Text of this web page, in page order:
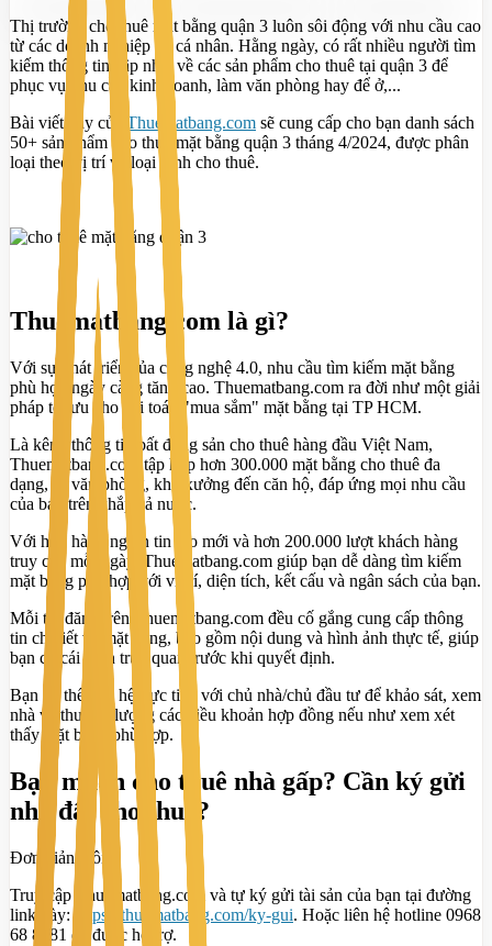
Thị trường cho thuê mặt bằng quận 3 luôn sôi động với nhu cầu cao
từ các doanh nghiệp và cá nhân. Hằng ngày, có rất nhiều người tìm
kiếm thông tin cập nhật về các sản phẩm cho thuê tại quận 3 để
phục vụ nhu cầu kinh doanh, làm văn phòng hay để ở,...
Bài viết này của
Thuematbang.com sẽ cung cấp cho bạn danh sách
50+ sản phẩm cho thuê mặt bằng quận 3 tháng 4/2024, được phân
loại theo vị trí và loại hình cho thuê.
Thuematbang.com là gì?
Với sự phát triển của công nghệ 4.0, nhu cầu tìm kiếm mặt bằng
phù hợp ngày càng tăng cao. Thuematbang.com ra đời như một giải
pháp tối ưu cho bài toán "mua sắm" mặt bằng tại TP HCM.
Là kênh thông tin bất động sản cho thuê hàng đầu Việt Nam,
Thuematbang.com tập hợp hơn 300.000 mặt bằng cho thuê đa
dạng, từ văn phòng, kho xưởng đến căn hộ, đáp ứng mọi nhu cầu
của bạn trên khắp cả nước.
Với hơn hàng nghìn tin rao mới và hơn 200.000 lượt khách hàng
truy cập mỗi ngày, Thuematbang.com giúp bạn dễ dàng tìm kiếm
mặt bằng phù hợp với vị trí, diện tích, kết cấu và ngân sách của bạn.
Mỗi tin đăng trên Thuematbang.com đều cố gắng cung cấp thông
tin chi tiết về mặt bằng, bao gồm nội dung và hình ảnh thực tế, giúp
bạn có cái nhìn trực quan trước khi quyết định.
Bạn có thể liên hệ trực tiếp với chủ nhà/chủ đầu tư để khảo sát, xem
nhà và thương lượng các điều khoản hợp đồng nếu như xem xét
thấy mặt bằng phù hợp.
Bạn muốn cho thuê nhà gấp? Cần ký gửi
nhà đất cho thuê?
Đơn giản thôi!
Truy cập Thuematbang.com và tự ký gửi tài sản của bạn tại đường
link này: https://thuematbang.com/ky-gui. Hoặc liên hệ hotline 0968
68 8081 để được hỗ trợ.